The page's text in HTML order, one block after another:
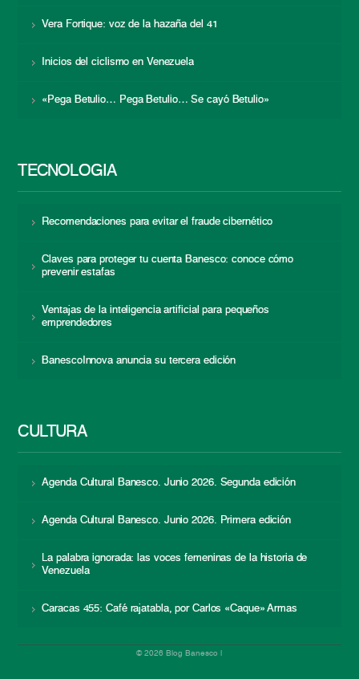
Vera Fortique: voz de la hazaña del 41
Inicios del ciclismo en Venezuela
«Pega Betulio… Pega Betulio… Se cayó Betulio»
TECNOLOGÍA
Recomendaciones para evitar el fraude cibernético
Claves para proteger tu cuenta Banesco: conoce cómo
prevenir estafas
Ventajas de la inteligencia artificial para pequeños
emprendedores
BanescoInnova anuncia su tercera edición
CULTURA
Agenda Cultural Banesco. Junio 2026. Segunda edición
Agenda Cultural Banesco. Junio 2026. Primera edición
La palabra ignorada: las voces femeninas de la historia de
Venezuela
Caracas 455: Café rajatabla, por Carlos «Caque» Armas
© 2026 Blog Banesco |